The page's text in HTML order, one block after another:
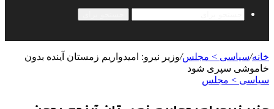
خانه/سیاسی > مجلس/وزیر نیرو: امیدواریم زمستان آینده بدون
خاموشی سپری شود
سیاسی > مجلس